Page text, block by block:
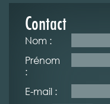
Contact
Nom :
Prénom
:
E-mail :